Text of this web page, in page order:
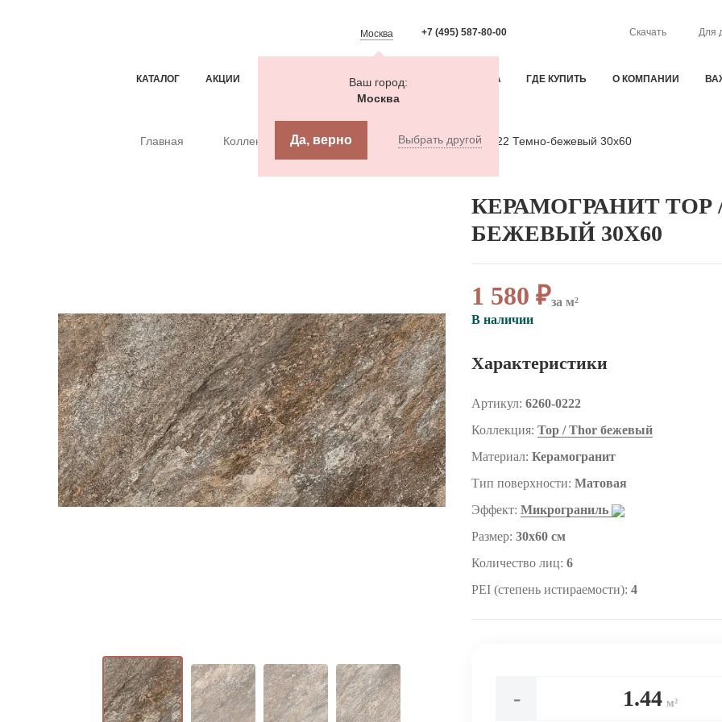
Москва
Ваш город:
Москва
Да, верно Выбрать другой
+7 (495) 587-80-00 Скачать Для
КАТАЛОГ АКЦИИ ТИПОВЫЕ РЕШЕНИЯ ОПЛАТА И ДОСТАВКА ГДЕ КУПИТЬ О КОМПАНИИ
Главная Коллекции Керамогранит Тор / Thor 6260-0222 Темно-бежевый 30x60
КЕРАМОГРАНИТ ТОР /
БЕЖЕВЫЙ 30X60
1 580 ₽за м²
В наличии
Характеристики
Артикул:6260-0222
Коллекция:Тор / Thor бежевый
Материал:Керамогранит
Тип поверхности:Матовая
Эффект:Микрограниль
Размер:30x60 см
Количество лиц:6
PEI (степень истираемости):4
- м²